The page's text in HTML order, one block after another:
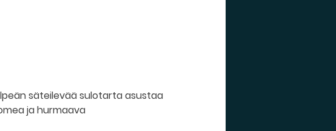
säteilevää sulotarta asustaa
ja hurmaava